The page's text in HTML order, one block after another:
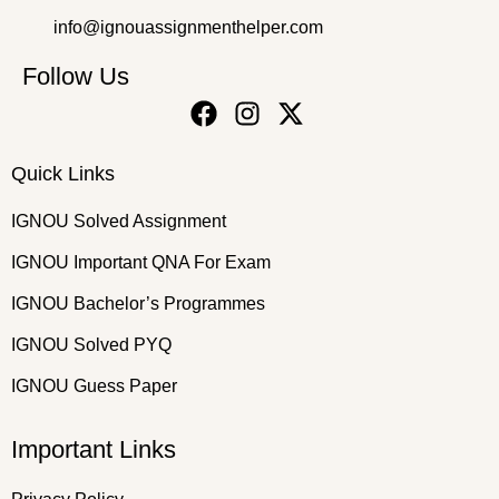
info@ignouassignmenthelper.com
Follow Us
Quick Links
IGNOU Solved Assignment
IGNOU Important QNA For Exam
IGNOU Bachelor’s Programmes
IGNOU Solved PYQ
IGNOU Guess Paper
Important Links